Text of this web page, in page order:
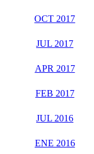
OCT 2017
JUL 2017
APR 2017
FEB 2017
JUL 2016
ENE 2016